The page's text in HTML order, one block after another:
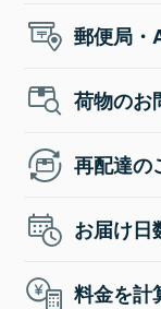
郵便局・
荷物のお
再配達の
お届け日
料金を計